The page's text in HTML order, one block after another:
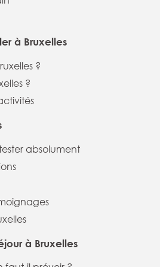
à Bruxelles
?
?
absolument
à Bruxelles